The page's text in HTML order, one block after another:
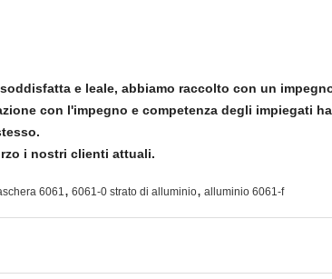
e leale, abbiamo raccolto con un
con l'impegno e competenza degli impiegati
i nostri clienti attuali.
6061, 6061-0 strato di alluminio, alluminio 6061-f